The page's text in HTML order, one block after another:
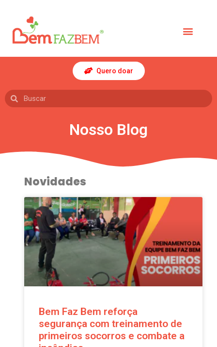
Quero doar
Nosso Blog
Novidades
Bem Faz Bem reforça
segurança com treinamento de
primeiros socorros e combate a